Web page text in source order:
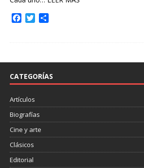
o
k
r
t
i
CATEGORÍAS
Artículos
Biografías
Cine y arte
Clásicos
Editorial